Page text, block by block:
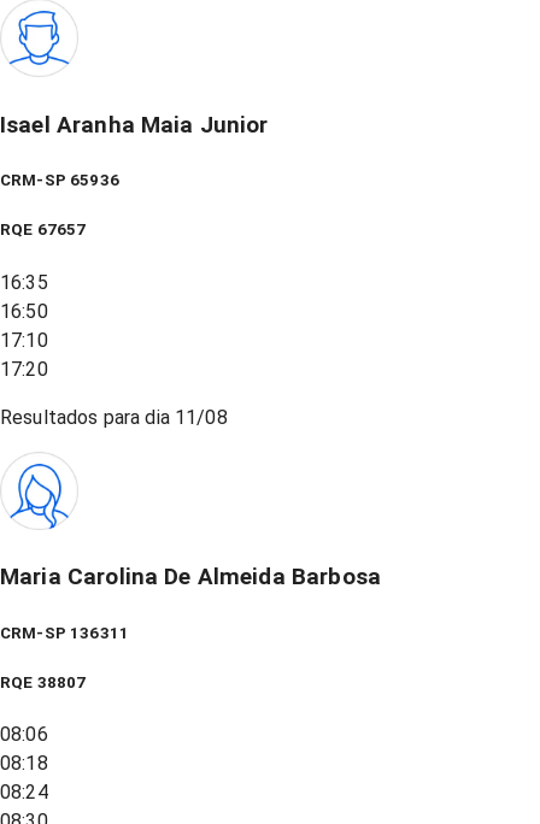
Isael Aranha Maia Junior
CRM-SP 65936
RQE 67657
16:35
16:50
17:10
17:20
Resultados para dia 11/08
Maria Carolina De Almeida Barbosa
CRM-SP 136311
RQE 38807
08:06
08:18
08:24